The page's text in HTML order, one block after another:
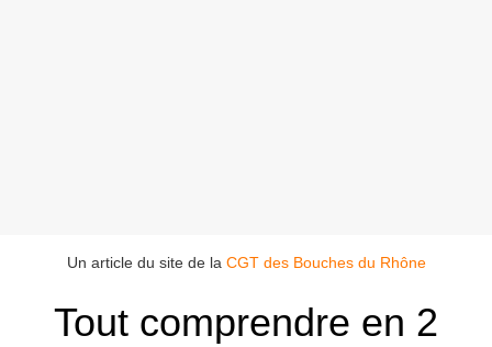
Un article du site de la CGT des Bouches du Rhône
Tout comprendre en 2